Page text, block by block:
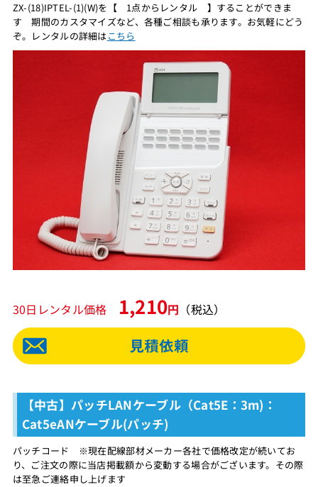
ZX-(18)IPTEL-(1)(W)を【 1点からレンタル 】することができま
す 期間のカスタマイズなど、各種ご相談も承ります。お気軽にどう
ぞ。レンタルの詳細はこちら
30日レンタル価格 1,210円 （税込）
【中古】パッチLANケーブル（Cat5E：3m)：
Cat5eANケーブル(パッチ)
パッチコード ※現在配線部材メーカー各社で価格改定が続いてお
り、ご注文の際に当店掲載額から変動する場合がございます。その際
は至急ご連絡申し上げます